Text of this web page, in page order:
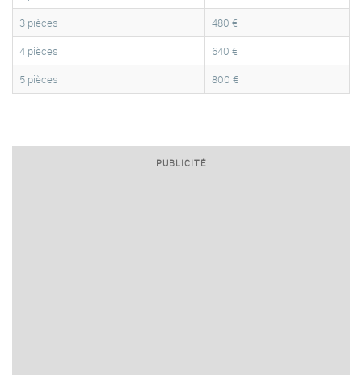
3 pièces
480 €
4 pièces
640 €
5 pièces
800 €
PUBLICITÉ